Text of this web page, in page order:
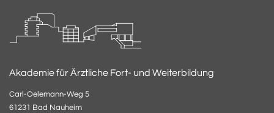
Akademie für Ärztliche Fort- und Weiterbildung
Carl-Oelemann-Weg 5
61231 Bad Nauheim